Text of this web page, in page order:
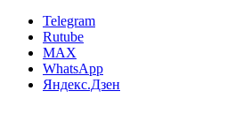
Telegram
Rutube
MAX
WhatsApp
Яндекс.Дзен